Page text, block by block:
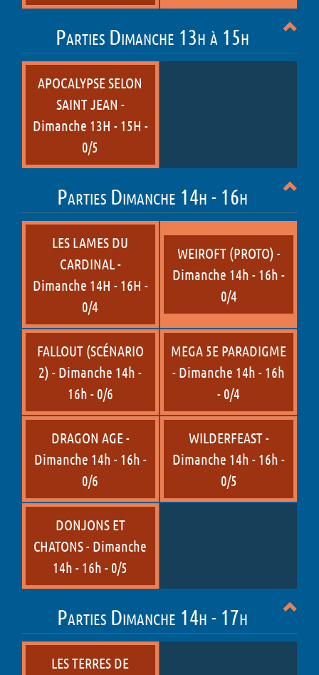
Parties Dimanche 13h à 15h
APOCALYPSE SELON
SAINT JEAN -
Dimanche 13H - 15H -
0/5
Parties Dimanche 14h - 16h
LES LAMES DU
CARDINAL -
Dimanche 14H - 16H -
0/4
WEIROFT (PROTO) -
Dimanche 14h - 16h -
0/4
FALLOUT (SCÉNARIO
2) - Dimanche 14h -
16h - 0/6
MEGA 5E PARADIGME
- Dimanche 14h - 16h
- 0/4
DRAGON AGE -
Dimanche 14h - 16h -
0/6
WILDERFEAST -
Dimanche 14h - 16h -
0/5
DONJONS ET
CHATONS - Dimanche
14h - 16h - 0/5
Parties Dimanche 14h - 17h
LES TERRES DE